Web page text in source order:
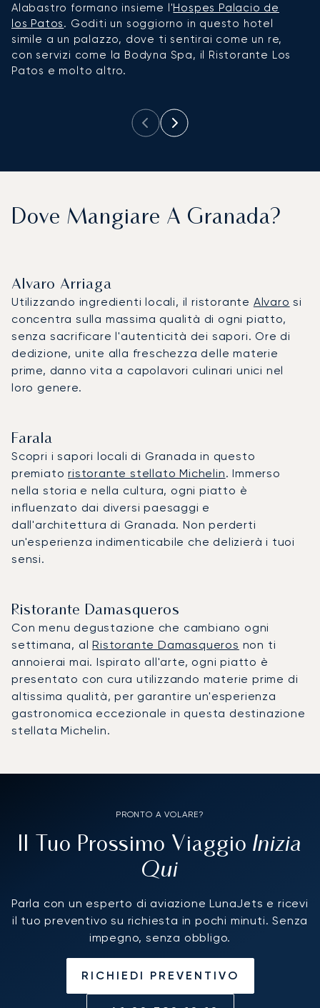
Alabastro formano insieme l'Hospes Palacio de
los Patos. Goditi un soggiorno in questo hotel
simile a un palazzo, dove ti sentirai come un re,
con servizi come la Bodyna Spa, il Ristorante Los
Patos e molto altro.
Dove Mangiare A Granada?
Alvaro Arriaga
Utilizzando ingredienti locali, il ristorante Alvaro si
concentra sulla massima qualità di ogni piatto,
senza sacrificare l'autenticità dei sapori. Ore di
dedizione, unite alla freschezza delle materie
prime, danno vita a capolavori culinari unici nel
loro genere.
Farala
Scopri i sapori locali di Granada in questo
premiatoristorante stellato Michelin. Immerso
nella storia e nella cultura, ogni piatto è
influenzato dai diversi paesaggi e
dall'architettura di Granada. Non perderti
un'esperienza indimenticabile che delizierà i tuoi
sensi.
Ristorante Damasqueros
Con menu degustazione che cambiano ogni
settimana, alRistorante Damasqueros non ti
annoierai mai. Ispirato all'arte, ogni piatto è
presentato con cura utilizzando materie prime di
altissima qualità, per garantire un'esperienza
gastronomica eccezionale in questa destinazione
stellata Michelin.
PRONTO A VOLARE?
Il Tuo Prossimo Viaggio Inizia
Qui
Parla con un esperto di aviazione LunaJets e ricevi
il tuo preventivo su richiesta in pochi minuti. Senza
impegno, senza obbligo.
RICHIEDI PREVENTIVO